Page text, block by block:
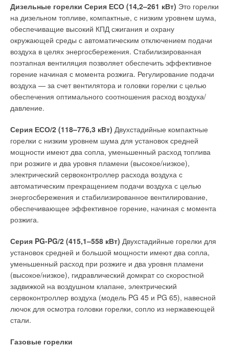
Дизельные горелки Серия ЕСО (14,2–261 кВт) Это горелки
на дизельном топливе, компактные, с низким уровнем шума,
обеспечиващие высокий КПД сжигания и охрану
окружающей среды с автоматическим отключением подачи
воздуха в целях энергосбережения. Стабилизированная
поэтапная вентиляция позволяет обеспечить эффективное
горение начиная с момента розжига. Регулирование подачи
воздуха — за счет вентилятора и головки горелки с целью
обеспечения оптимального соотношения расход воздуха/
давление.
Серия ЕСО/2 (118–776,3 кВт) Двухстадийные компактные
горелки с низким уровнем шума для установок средней
мощности имеют два сопла, уменьшенный расход топлива
при розжиге и два уровня пламени (высокое/низкое),
электрический сервоконтроллер расхода воздуха с
автоматическим прекращением подачи воздуха с целью
энергосбережения и стабилизированное вентилирование,
обеспечивающее эффективное горение, начиная с момента
розжига.
Серия PG-PG/2 (415,1–558 кВт) Двухстадийные горелки для
установок средней и большой мощности имеют два сопла,
уменьшенный расход при розжиге и два уровня пламени
(высокое/низкое), гидравлический домкрат со скоростной
задвижкой на воздушном клапане, электрический
сервоконтроллер воздуха (модель PG 45 и PG 65), навесной
лючок для осмотра головки горелки, сопло из нержавеющей
стали.
Газовые горелки